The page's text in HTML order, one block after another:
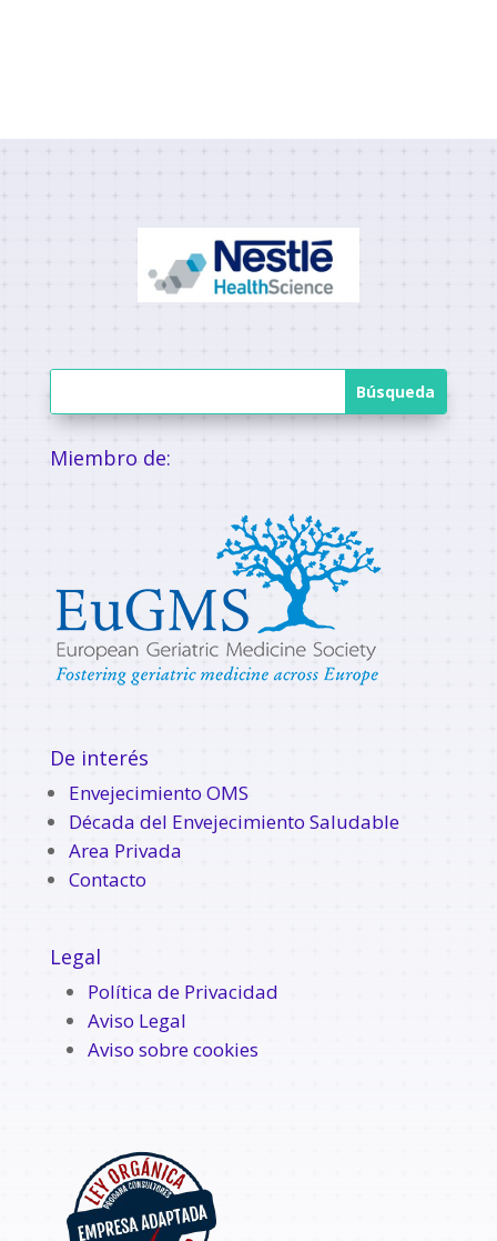
Miembro de:
De interés
Envejecimiento OMS
Década del Envejecimiento Saludable
Area Privada
Contacto
Legal
Política de Privacidad
Aviso Legal
Aviso sobre cookies